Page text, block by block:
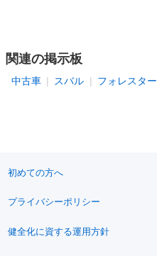
関連の掲示板
中古車 スバル フォレスター
初めての方へ
プライバシーポリシー
健全化に資する運用方針